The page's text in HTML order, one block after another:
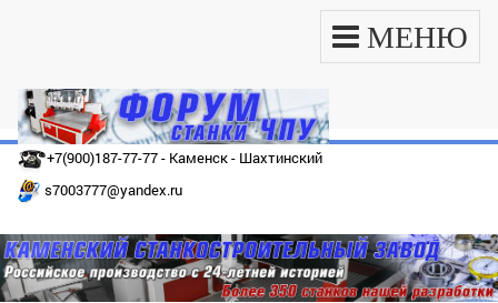
МЕНЮ
+7(900)187-77-77 - Каменск - Шахтинский
s7003777@yandex.ru